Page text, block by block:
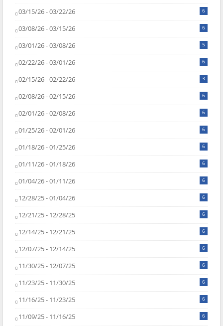
03/15/26 - 03/22/26 6
03/08/26 - 03/15/26 6
03/01/26 - 03/08/26 5
02/22/26 - 03/01/26 6
02/15/26 - 02/22/26 3
02/08/26 - 02/15/26 6
02/01/26 - 02/08/26 6
01/25/26 - 02/01/26 6
01/18/26 - 01/25/26 6
01/11/26 - 01/18/26 6
01/04/26 - 01/11/26 6
12/28/25 - 01/04/26 6
12/21/25 - 12/28/25 6
12/14/25 - 12/21/25 6
12/07/25 - 12/14/25 6
11/30/25 - 12/07/25 6
11/23/25 - 11/30/25 6
11/16/25 - 11/23/25 6
11/09/25 - 11/16/25 6